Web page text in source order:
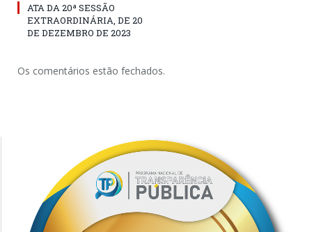
ATA DA 20ª SESSÃO
EXTRAORDINÁRIA, DE 20
DE DEZEMBRO DE 2023
Os comentários estão fechados.